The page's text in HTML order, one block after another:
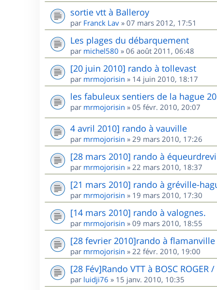
sortie vtt à Balleroy
par Franck Lav » 07 mars 2012, 17:51
Les plages du débarquement
par michel580 » 06 août 2011, 06:48
[20 juin 2010] rando à tollevast
par mrmojorisin » 14 juin 2010, 18:17
les fabuleux sentiers de la hague
par mrmojorisin » 05 févr. 2010, 20:07
4 avril 2010] rando à vauville
par mrmojorisin » 29 mars 2010, 17:26
[28 mars 2010] rando à
par mrmojorisin » 22 mars 2010, 18:37
[21 mars 2010] rando à gréville-
par mrmojorisin » 19 mars 2010, 17:30
[14 mars 2010] rando à valognes.
par mrmojorisin » 09 mars 2010, 18:55
[28 fevrier 2010]rando à
par mrmojorisin » 22 févr. 2010, 19:00
[28 Fév]Rando VTT à BOSC ROGER
par luidji76 » 15 janv. 2010, 10:35